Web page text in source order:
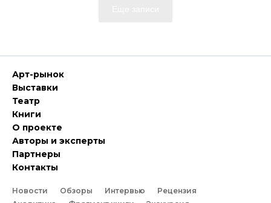
Арт-рынок
Выставки
Театр
Книги
О проекте
Авторы и эксперты
Партнеры
Контакты
Новости Обзоры Интервью
Рецензия